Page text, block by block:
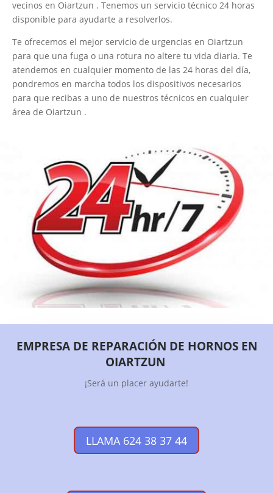
vecinos en Oiartzun . Tenemos un servicio técnico 24 horas
disponible para ayudarte a resolverlos.
Te ofrecemos el mejor servicio de urgencias en Oiartzun
para que una fuga o una rotura no altere tu vida diaria. Te
atendemos en cualquier momento de las 24 horas del día,
pondremos en marcha todos los dispositivos necesarios
para que recibas a uno de nuestros técnicos en cualquier
área de Oiartzun .
EMPRESA DE REPARACIÓN DE HORNOS EN
OIARTZUN
¡Será un placer ayudarte!
LLAMA 624 38 37 44